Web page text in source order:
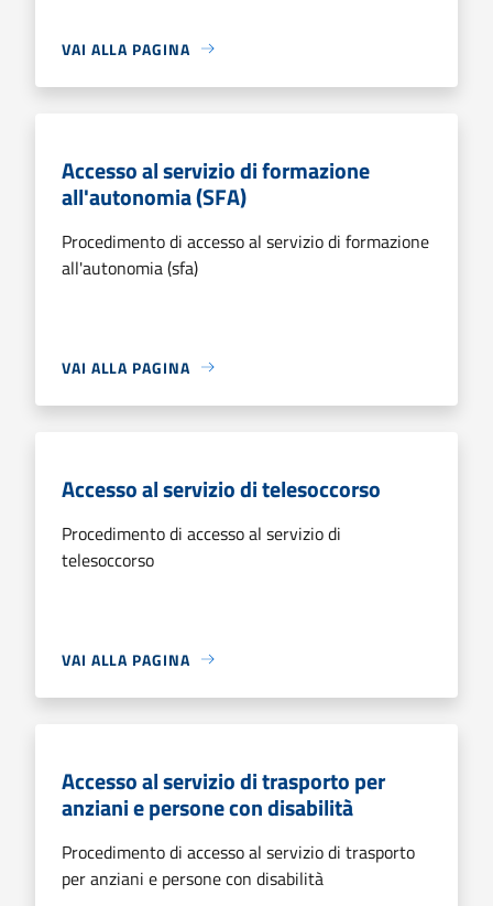
VAI ALLA PAGINA
Accesso al servizio di formazione
all'autonomia (SFA)
Procedimento di accesso al servizio di formazione
all'autonomia (sfa)
VAI ALLA PAGINA
Accesso al servizio di telesoccorso
Procedimento di accesso al servizio di
telesoccorso
VAI ALLA PAGINA
Accesso al servizio di trasporto per
anziani e persone con disabilità
Procedimento di accesso al servizio di trasporto
per anziani e persone con disabilità